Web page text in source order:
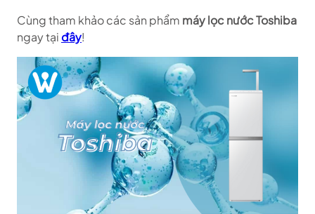
Cùng tham khảo các sản phẩm máy lọc nước Toshiba
ngay tạiđây!